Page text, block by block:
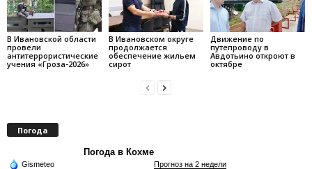
В Ивановской области
провели
антитеррористические
учения «Гроза-2026»
В Ивановском округе
продолжается
обеспечение жильем
сирот
Движение по
путепроводу в
Авдотьино откроют в
октябре
Погода
Погода в Кохме
Gismeteo Прогноз на 2 недели